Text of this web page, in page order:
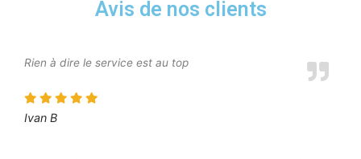
Avis de nos clients
Rien à dire le service est au top
Ivan B